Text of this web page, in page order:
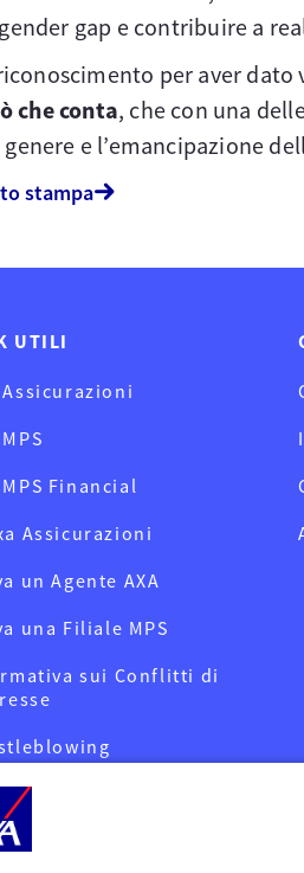
gap e contribuire a
per aver
che conta, che con una
e l’emancipazione
stampa
UTILI
Assicurazioni
MPS Financial
Assicurazioni
un Agente AXA
una Filiale MPS
sui Conflitti di